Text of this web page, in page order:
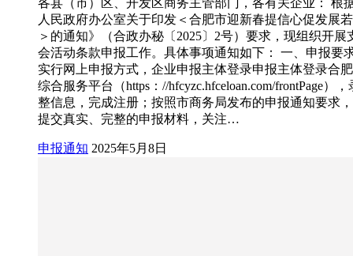
各县（市）区、开发区商务主管部门，各有关企业： 根
人民政府办公室关于印发＜合肥市迎新春提信心促发展
＞的通知》（合政办秘〔2025〕2号）要求，现组织开展
会活动条款申报工作。具体事项通知如下： 一、申报要
实行网上申报方式，企业申报主体登录申报主体登录合
综合服务平台（https：//hfcyzc.hfceloan.com/frontPage）
整信息，完成注册；按照市商务局发布的申报通知要求
提交真实、完整的申报材料，关注…
申报通知 2025年5月8日